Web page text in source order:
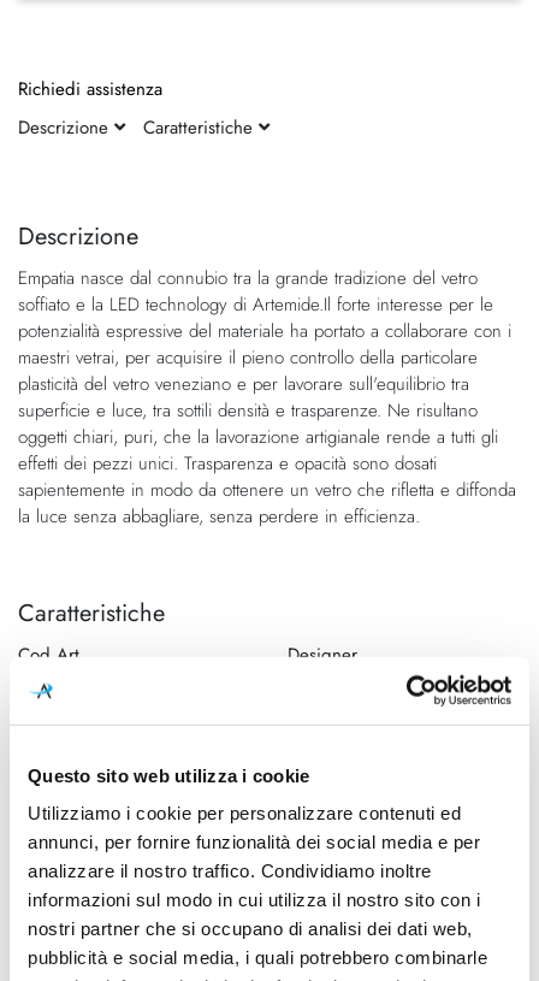
Questo sito web utilizza i cookie
Utilizziamo i cookie per personalizzare contenuti ed
annunci, per fornire funzionalità dei social media e per
analizzare il nostro traffico. Condividiamo inoltre
informazioni sul modo in cui utilizza il nostro sito con i
nostri partner che si occupano di analisi dei dati web,
pubblicità e social media, i quali potrebbero combinarle
fine
galleria
di
immagini
della
di
immagini
Descrizione
Empatia nasce dal connubio tra la grande tradizione del vetro
soffiato e la LED technology di Artemide.Il forte interesse per le
potenzialità espressive del materiale ha portato a collaborare con i
maestri vetrai, per acquisire il pieno controllo della particolare
plasticità del vetro veneziano e per lavorare sull'equilibrio tra
superficie e luce, tra sottili densità e trasparenze. Ne risultano
oggetti chiari, puri, che la lavorazione artigianale rende a tutti gli
effetti dei pezzi unici. Trasparenza e opacità sono dosati
sapientemente in modo da ottenere un vetro che rifletta e diffonda
la luce senza abbagliare, senza perdere in efficienza.
Caratteristiche
Cod.Art.
1815010A
Designer
Carlotta de Bevilacqua e Paola
Ø 160mm - H Max 2000mm
Led
Potenza e attacco
11W- 3000K - 567Lm
Lampadina
Integrata
Dimmerazione
On/Off
Classe energetica
A++, A+, A
Richiedi assistenza
Descrizione
Caratteristiche